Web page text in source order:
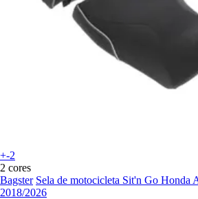
+-2
2 cores
Bagster Sela de motocicleta Sit'n Go Honda
2018/2026